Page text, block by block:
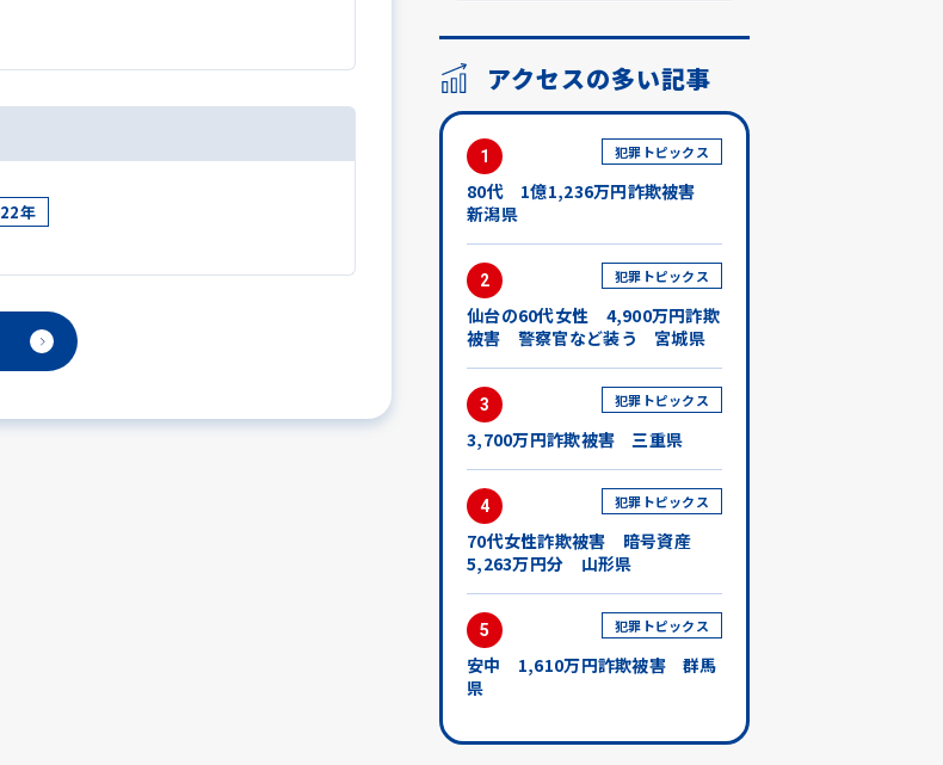
年
アクセスの多い記事
1 犯罪トピックス
80代 1億1,236万円詐欺被害
新潟県
2 犯罪トピックス
仙台の60代女性 4,900万円詐欺
被害 警察官など装う 宮城県
3 犯罪トピックス
3,700万円詐欺被害 三重県
4 犯罪トピックス
70代女性詐欺被害 暗号資産
5,263万円分 山形県
5 犯罪トピックス
安中 1,610万円詐欺被害 群馬
県